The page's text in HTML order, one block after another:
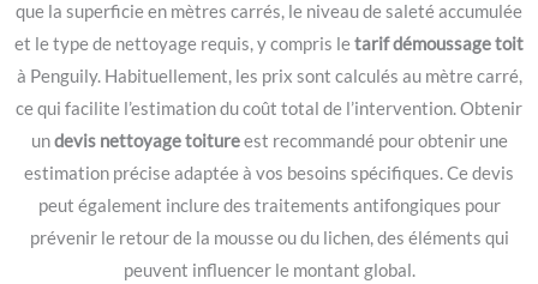
que la superficie en mètres carrés, le niveau de saleté accumulée
et le type de nettoyage requis, y compris letarif démoussage toit
à Penguily. Habituellement, les prix sont calculés au mètre carré,
ce qui facilite l’estimation du coût total de l’intervention. Obtenir
undevis nettoyage toitureest recommandé pour obtenir une
estimation précise adaptée à vos besoins spécifiques. Ce devis
peut également inclure des traitements antifongiques pour
prévenir le retour de la mousse ou du lichen, des éléments qui
peuvent influencer le montant global.